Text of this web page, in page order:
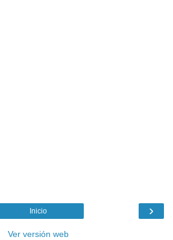
›
Inicio
Ver versión web